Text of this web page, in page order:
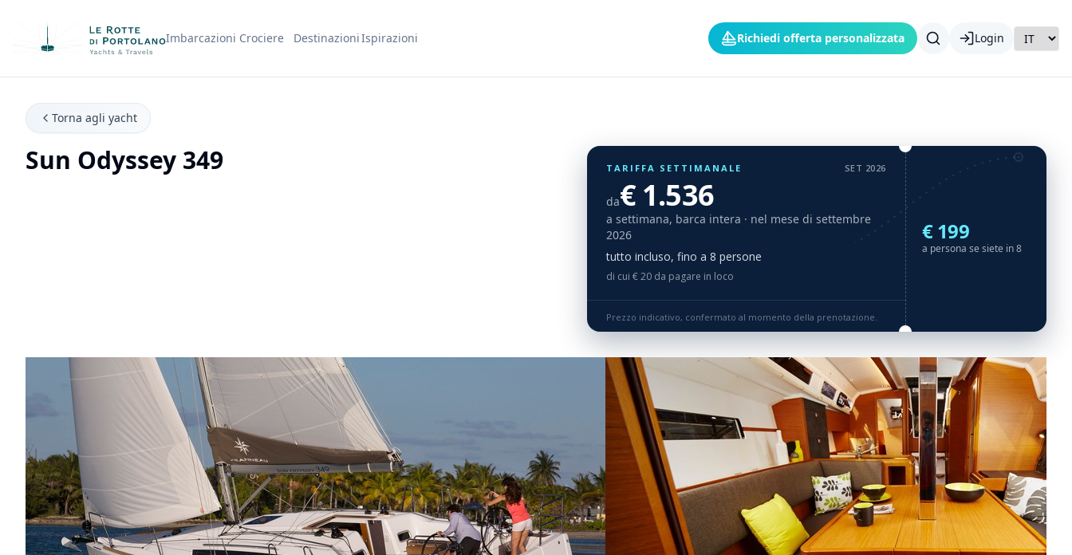
Nome Azienda Imbarcazioni Crociere DestinazioniIspirazioni Richiedi offerta personalizzata Login
Torna agli yacht
Sun Odyssey 349 TARIFFA SETTIMANALE SET 2026
da€ 1.536
a settimana, barca intera · nel mese di settembre
2026
tutto incluso, fino a 8 persone
di cui € 20 da pagare in loco
Prezzo indicativo, confermato al momento della prenotazione.
€ 199
a persona se siete in 8